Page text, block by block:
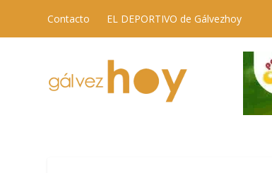
Contacto EL DEPORTIVO de Gálvezhoy